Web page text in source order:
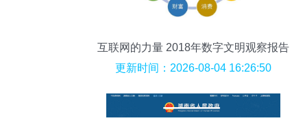
互联网的力量 2018年数字文明观察报告
更新时间：2026-08-04 16:26:50